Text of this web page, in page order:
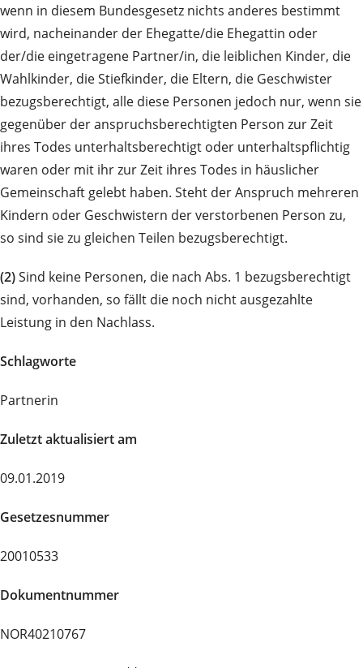
wenn in diesem Bundesgesetz nichts anderes bestimmt
wird, nacheinander der Ehegatte/die Ehegattin oder
der/die eingetragene Partner/in, die leiblichen Kinder, die
Wahlkinder, die Stiefkinder, die Eltern, die Geschwister
bezugsberechtigt, alle diese Personen jedoch nur, wenn sie
gegenüber der anspruchsberechtigten Person zur Zeit
ihres Todes unterhaltsberechtigt oder unterhaltspflichtig
waren oder mit ihr zur Zeit ihres Todes in häuslicher
Gemeinschaft gelebt haben. Steht der Anspruch mehreren
Kindern oder Geschwistern der verstorbenen Person zu,
so sind sie zu gleichen Teilen bezugsberechtigt.
(2)Sind keine Personen, die nach Abs. 1 bezugsberechtigt
sind, vorhanden, so fällt die noch nicht ausgezahlte
Leistung in den Nachlass.
Schlagworte
Partnerin
Zuletzt aktualisiert am
09.01.2019
Gesetzesnummer
20010533
Dokumentnummer
NOR40210767